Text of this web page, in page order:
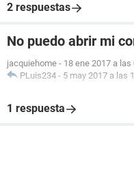
2 respuestas
No puedo abrir mi
jacquiehome - 18 ene 2017 a las
PLuis234 - 5 may 2017 a las
1 respuesta